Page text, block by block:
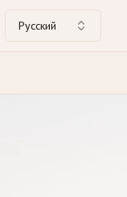
Русский